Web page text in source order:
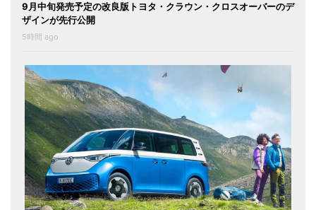
9月中旬発売予定の改良版トヨタ・クラウン・クロスオーバーのデ
ザインが先行公開
5時間 ago